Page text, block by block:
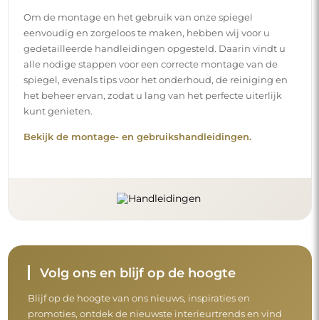
Om de montage en het gebruik van onze spiegel
eenvoudig en zorgeloos te maken, hebben wij voor u
gedetailleerde handleidingen opgesteld. Daarin vindt u
alle nodige stappen voor een correcte montage van de
spiegel, evenals tips voor het onderhoud, de reiniging en
het beheer ervan, zodat u lang van het perfecte uiterlijk
kunt genieten.
Bekijk de montage- en gebruikshandleidingen.
Volg ons en blijf op de hoogte
Blijf op de hoogte van ons nieuws, inspiraties en
promoties, ontdek de nieuwste interieurtrends en vind